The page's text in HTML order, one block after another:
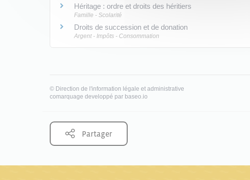
Héritage : ordre et droits des héritiers
Famille - Scolarité
Droits de succession et de donation
Argent - Impôts - Consommation
© Direction de l'information légale et administrative
comarquage developpé par baseo.io
Partager